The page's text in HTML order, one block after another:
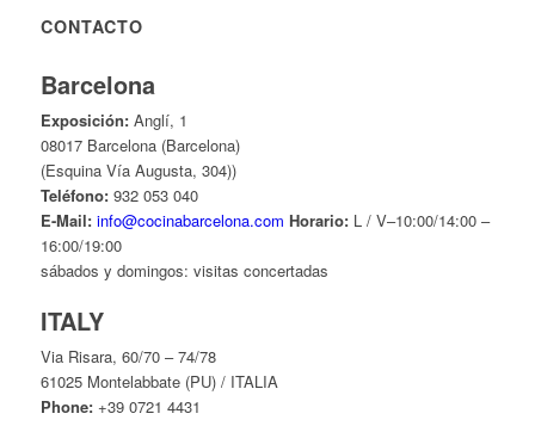
CONTACTO
Barcelona
Exposición:Anglí, 1
08017 Barcelona (Barcelona)
(Esquina Vía Augusta, 304))
Teléfono:932 053 040
E-Mail: info@cocinabarcelona.com Horario:L / V–10:00/14:00 –
16:00/19:00
sábados y domingos: visitas concertadas
ITALY
Via Risara, 60/70 – 74/78
61025 Montelabbate (PU) / ITALIA
Phone:+39 0721 4431